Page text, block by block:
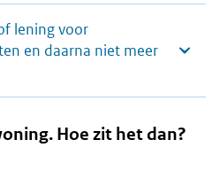
lening voor
en daarna niet meer
Hoe zit het dan?